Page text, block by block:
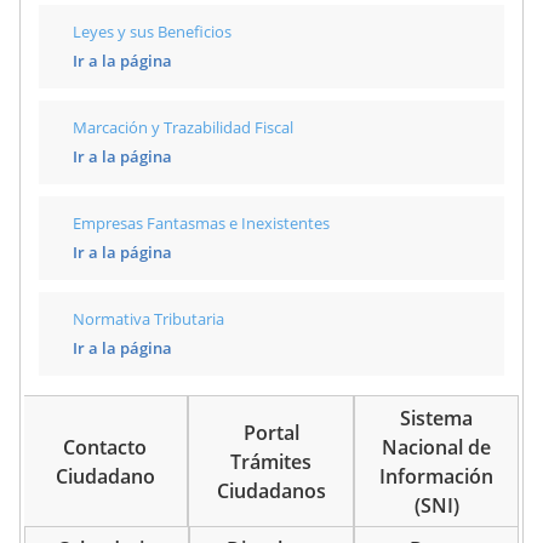
Leyes y sus Beneficios
Ir a la página
Marcación y Trazabilidad Fiscal
Ir a la página
Empresas Fantasmas e Inexistentes
Ir a la página
Normativa Tributaria
Ir a la página
Contacto
Ciudadano
Portal
Trámites
Ciudadanos
Sistema
Nacional de
Información
(SNI)